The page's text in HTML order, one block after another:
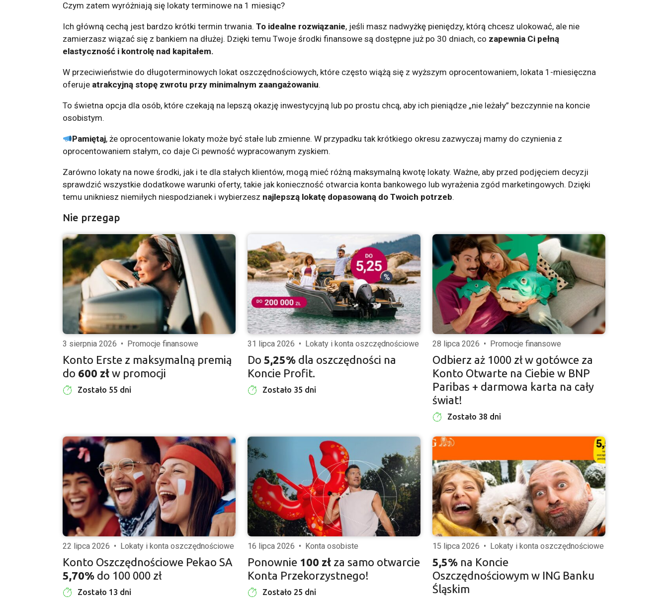
Czym zatem wyróżniają się lokaty terminowe na 1 miesiąc?
Ich główną cechą jest bardzo krótki termin trwania. To idealne rozwiązanie, jeśli masz nadwyżkę pieniędzy, którą chcesz ulokować, ale nie
zamierzasz wiązać się z bankiem na dłużej. Dzięki temu Twoje środki finansowe są dostępne już po 30 dniach, co zapewnia Ci pełną
elastyczność i kontrolę nad kapitałem.
W przeciwieństwie do długoterminowych lokat oszczędnościowych, które często wiążą się z wyższym oprocentowaniem, lokata 1-miesięczna
oferuje atrakcyjną stopę zwrotu przy minimalnym zaangażowaniu.
To świetna opcja dla osób, które czekają na lepszą okazję inwestycyjną lub po prostu chcą, aby ich pieniądze „nie leżały” bezczynnie na koncie
osobistym.
Pamiętaj, że oprocentowanie lokaty może być stałe lub zmienne. W przypadku tak krótkiego okresu zazwyczaj mamy do czynienia z
oprocentowaniem stałym, co daje Ci pewność wypracowanym zyskiem.
Zarówno lokaty na nowe środki, jak i te dla stałych klientów, mogą mieć różną maksymalną kwotę lokaty. Ważne, aby przed podjęciem decyzji
sprawdzić wszystkie dodatkowe warunki oferty, takie jak konieczność otwarcia konta bankowego lub wyrażenia zgód marketingowych. Dzięki
temu unikniesz niemiłych niespodzianek i wybierzesz najlepszą lokatę dopasowaną do Twoich potrzeb.
Nie przegap
3 sierpnia 2026 • Promocje finansowe
Konto Erste z maksymalną premią
do 600 zł w promocji
Zostało 55 dni
31 lipca 2026 • Lokaty i konta oszczędnościowe
Do 5,25% dla oszczędności na
Koncie Profit.
Zostało 35 dni
28 lipca 2026 • Promocje finansowe
Odbierz aż 1000 zł w gotówce za
Konto Otwarte na Ciebie w BNP
Paribas + darmowa karta na cały
świat!
Zostało 38 dni
22 lipca 2026 • Lokaty i konta oszczędnościowe
Konto Oszczędnościowe Pekao SA
5,70% do 100 000 zł
Zostało 13 dni
16 lipca 2026 • Konta osobiste
Ponownie 100 zł za samo otwarcie
Konta Przekorzystnego!
Zostało 25 dni
15 lipca 2026 • Lokaty i konta oszczędnościowe
5,5% na Koncie
Oszczędnościowym w ING Banku
Śląskim